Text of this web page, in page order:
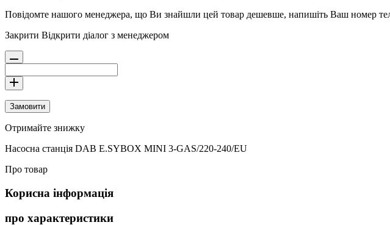
Повідомте нашого менеджера, що Ви знайшли цей товар дешевше, напишіть Ваш номер
Закрити Відкрити діалог з менеджером
Замовити
Отримайте знижку
Насосна станція DAB E.SYBOX MINI 3-GAS/220-240/EU
Про товар
Корисна інформація
про характеристики